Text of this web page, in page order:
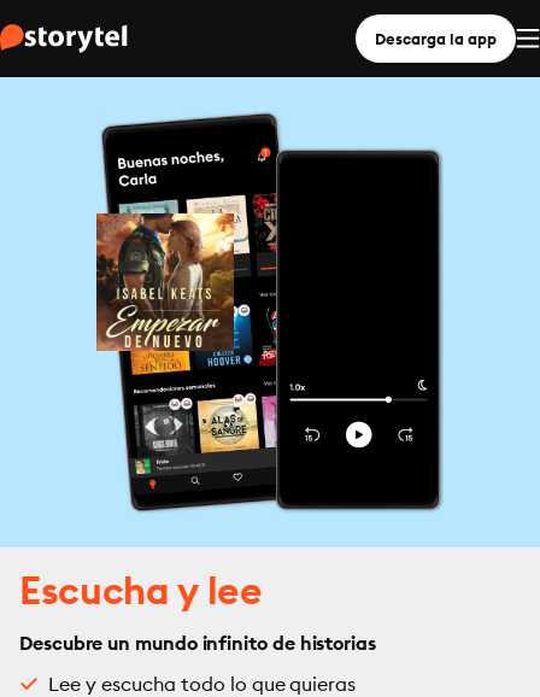
Descarga la app
Escucha y lee
Descubre un mundo infinito de historias
Lee y escucha todo lo que quieras